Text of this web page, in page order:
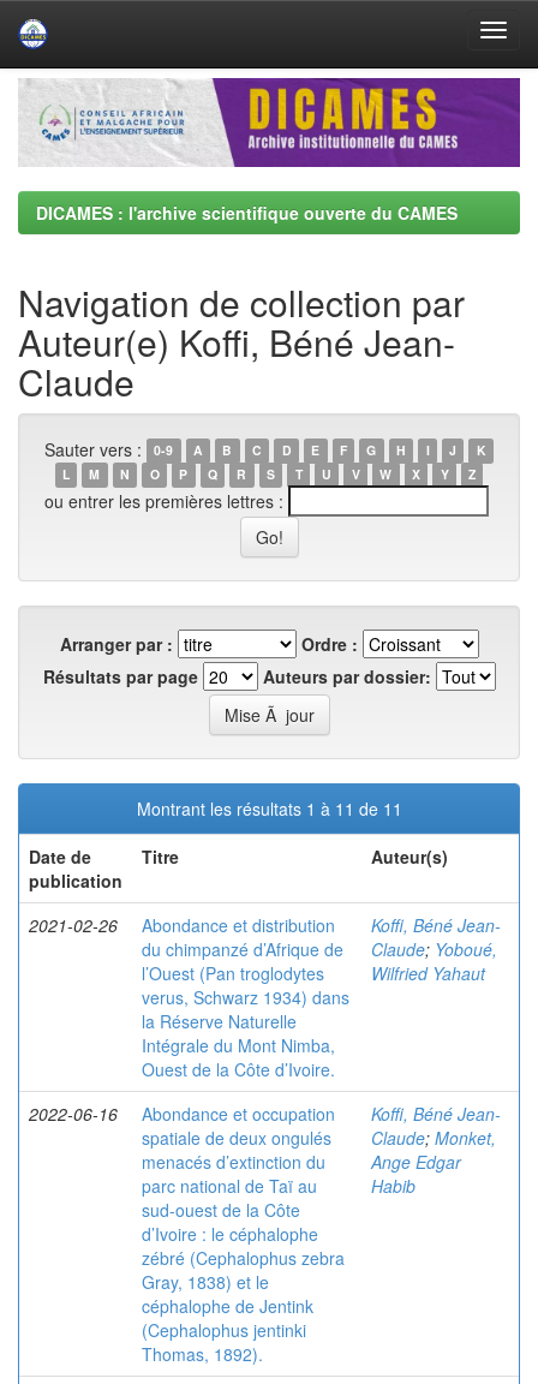
Skip
navigation
DICAMES : l'archive scientifique ouverte du CAMES
Navigation de collection par
Auteur(e) Koffi, Béné Jean-
Claude
Sauter vers : 0-9 A B C D E F G H I J
K
L
M N O P Q R S T U V W X Y Z
ou entrer les premières lettres :
Arranger par :
Ordre :
Résultats par page
Auteurs par dossier:
Montrant les résultats 1 à 11 de 11
Date de
publication
Titre Auteur(s)
2021-02-26
Abondance et distribution
du chimpanzé d’Afrique de
l’Ouest (Pan troglodytes
verus, Schwarz 1934) dans
la Réserve Naturelle
Intégrale du Mont Nimba,
Ouest de la Côte d’Ivoire.
Koffi, Béné Jean-
Claude; Yoboué,
Wilfried Yahaut
2022-06-16
Abondance et occupation
spatiale de deux ongulés
menacés d’extinction du
parc national de Taï au
sud-ouest de la Côte
d’Ivoire : le céphalophe
zébré (Cephalophus zebra
Gray, 1838) et le
céphalophe de Jentink
(Cephalophus jentinki
Thomas, 1892).
Koffi, Béné Jean-
Claude; Monket,
Ange Edgar
Habib